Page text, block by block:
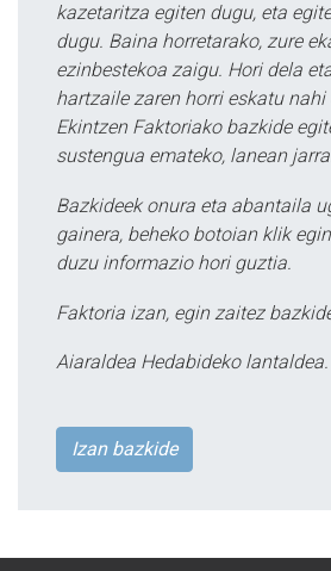
kazetaritza egiten dugu, eta
dugu. Baina horretarako, zure
ezinbestekoa zaigu. Hori dela
hartzaile zaren horri eskatu
Ekintzen Faktoriako bazkide
sustengua emateko, lanean
Bazkideek onura eta abantaila
gainera, beheko botoian klik
duzu informazio hori guztia.
Faktoria izan, egin zaitez
Aiaraldea Hedabideko lantaldea.
Izan bazkide